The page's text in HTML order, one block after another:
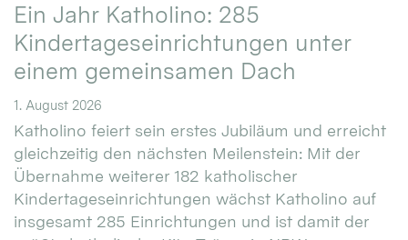
Ein Jahr Katholino: 285
Kindertageseinrichtungen unter
einem gemeinsamen Dach
1. August 2026
Katholino feiert sein erstes Jubiläum und erreicht
gleichzeitig den nächsten Meilenstein: Mit der
Übernahme weiterer 182 katholischer
Kindertageseinrichtungen wächst Katholino auf
insgesamt 285 Einrichtungen und ist damit der